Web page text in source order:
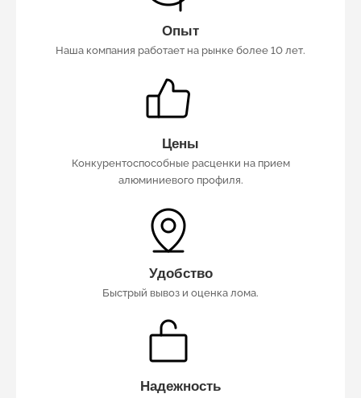
Опыт
Наша компания работает на рынке более 10 лет.
Цены
Конкурентоспособные расценки на прием
алюминиевого профиля.
Удобство
Быстрый вывоз и оценка лома.
Надежность